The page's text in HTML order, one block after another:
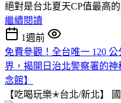
絕對是台北夏天CP值最高的
繼續閱讀
1週前
免費參觀！全台唯一 120
界，揭開日治北警察署的
念館】
【吃喝玩樂✭台北/新北】